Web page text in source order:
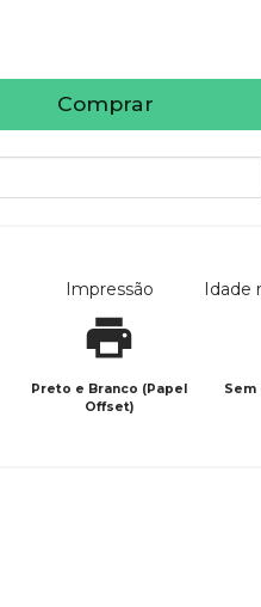
Comprar
Impressão
Preto e Branco (Papel
Offset)
Idade
Sem